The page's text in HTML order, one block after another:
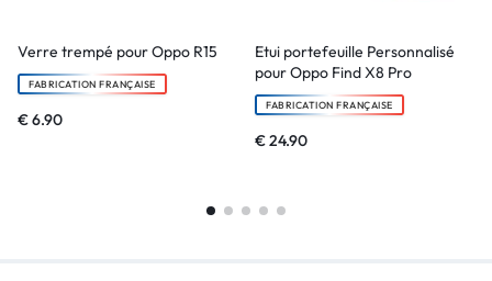
Verre trempé pour Oppo R15
FABRICATION FRANÇAISE
€6.90
Etui portefeuille Personnalisé
pour Oppo Find X8 Pro
FABRICATION FRANÇAISE
€24.90